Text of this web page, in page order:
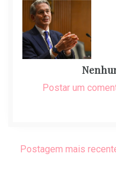
Postar um
Postagem mais